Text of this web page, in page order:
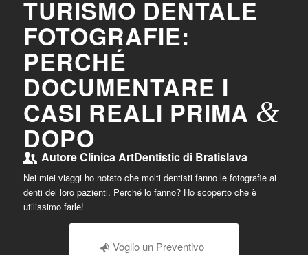
TURISMO DENTALE
FOTOGRAFIE:
PERCHÉ
DOCUMENTARE I
CASI REALI PRIMA &
DOPO
AutoreClinica ArtDentistic di Bratislava
Nei miei viaggi ho notato che molti dentisti fanno le fotografie ai
denti dei loro pazienti. Perché lo fanno? Ho scoperto che è
utilissimo farle!
Voglio un Preventivo